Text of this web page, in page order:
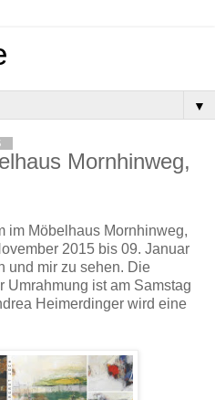
▼
Mornhinweg,
im Möbelhaus Mornhinweg,
2015 bis 09. Januar
und mir zu sehen. Die
Umrahmung ist am Samstag
Heimerdinger wird eine